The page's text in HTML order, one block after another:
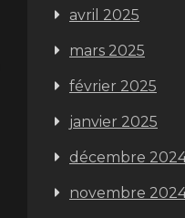
avril 2025
mars 2025
février 2025
janvier 2025
décembre
novembre